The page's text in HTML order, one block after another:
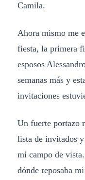
Camila.
Ahora mismo me
fiesta, la primera
esposos
semanas más y
invitaciones
Un fuerte portazo
lista de invitados
mi campo de
dónde reposaba